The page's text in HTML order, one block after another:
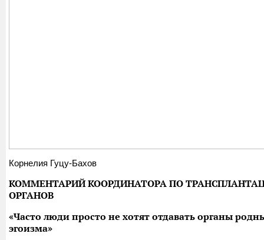
Корнелия Гуцу-Бахов
КОММЕНТАРИЙ КООРДИНАТОРА ПО
ОРГАНОВ
«Часто люди просто не хотят отдавать органы
эгоизма»